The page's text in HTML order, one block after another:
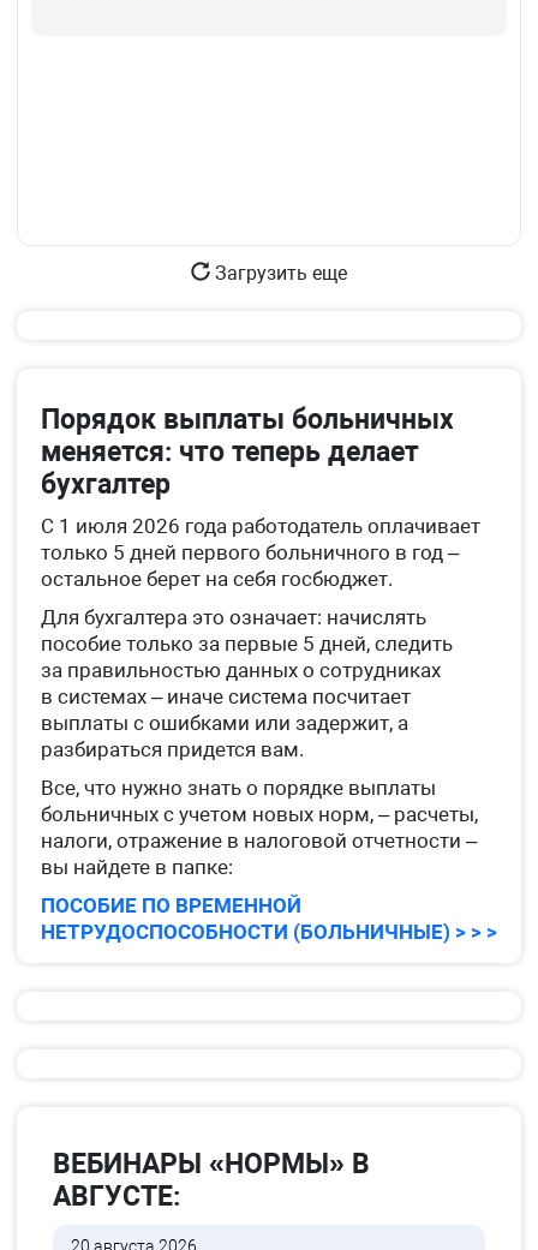
Загрузить еще
Порядок выплаты больничных
меняется: что теперь делает
бухгалтер
С 1 июля 2026 года работодатель оплачивает
только 5 дней первого больничного в год –
остальное берет на себя госбюджет.
Для бухгалтера это означает: начислять
пособие только за первые 5 дней, следить
за правильностью данных о сотрудниках
в системах – иначе система посчитает
выплаты с ошибками или задержит, а
разбираться придется вам.
Все, что нужно знать о порядке выплаты
больничных с учетом новых норм, – расчеты,
налоги, отражение в налоговой отчетности –
вы найдете в папке:
ПОСОБИЕ ПО ВРЕМЕННОЙ
НЕТРУДОСПОСОБНОСТИ (БОЛЬНИЧНЫЕ) > > >
ВЕБИНАРЫ «НОРМЫ» В
АВГУСТЕ: